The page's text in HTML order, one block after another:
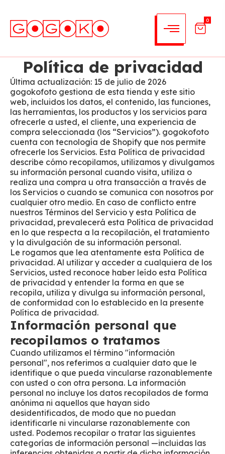
0
Política de privacidad
Última actualización: 15 de julio de 2026
gogokofoto gestiona de esta tienda y este sitio
web, incluidos los datos, el contenido, las funciones,
las herramientas, los productos y los servicios para
ofrecerle a usted, el cliente, una experiencia de
compra seleccionada (los “Servicios”). gogokofoto
cuenta con tecnología de Shopify que nos permite
ofrecerle los Servicios. Esta Política de privacidad
describe cómo recopilamos, utilizamos y divulgamos
su información personal cuando visita, utiliza o
realiza una compra u otra transacción a través de
los Servicios o cuando se comunica con nosotros por
cualquier otro medio. En caso de conflicto entre
nuestros Términos del Servicio y esta Política de
privacidad, prevalecerá esta Política de privacidad
en lo que respecta a la recopilación, el tratamiento
y la divulgación de su información personal.
Le rogamos que lea atentamente esta Política de
privacidad. Al utilizar y acceder a cualquiera de los
Servicios, usted reconoce haber leído esta Política
de privacidad y entender la forma en que se
recopila, utiliza y divulga su información personal,
de conformidad con lo establecido en la presente
Política de privacidad.
Información personal que
recopilamos o tratamos
Cuando utilizamos el término "información
personal", nos referimos a cualquier dato que le
identifique o que pueda vincularse razonablemente
con usted o con otra persona. La información
personal no incluye los datos recopilados de forma
anónima ni aquellos que hayan sido
desidentificados, de modo que no puedan
identificarle ni vincularse razonablemente con
usted. Podemos recopilar o tratar las siguientes
categorías de información personal —incluidas las